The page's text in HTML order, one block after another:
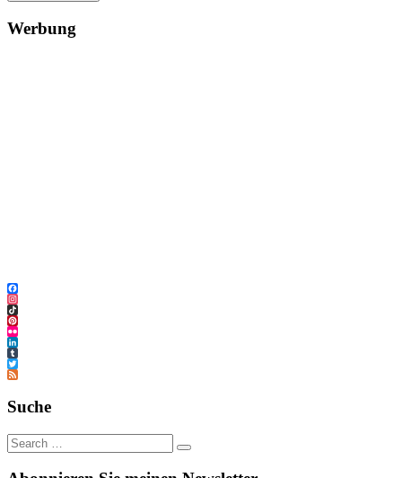
Werbung
Facebook
Instagram
TikTok
Pinterest
Flickr
LinkedIn
Tumblr
Twitter
Feed
Suche